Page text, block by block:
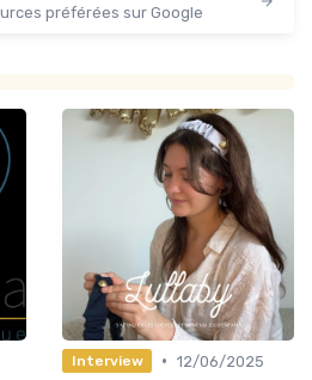
préférées sur Google
Interview • 12/06/2025